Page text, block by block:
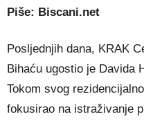
Piše: Biscani.net
Posljednjih dana, KRAK
Bihaću ugostio je Davida
Tokom svog
fokusirao na istraživanje